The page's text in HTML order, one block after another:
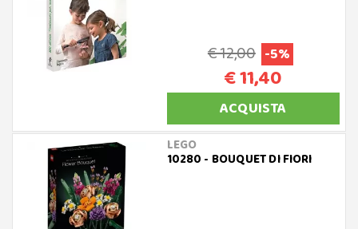
€ 12,00 -5%
€ 11,40
ACQUISTA
LEGO
10280 - BOUQUET DI FIORI